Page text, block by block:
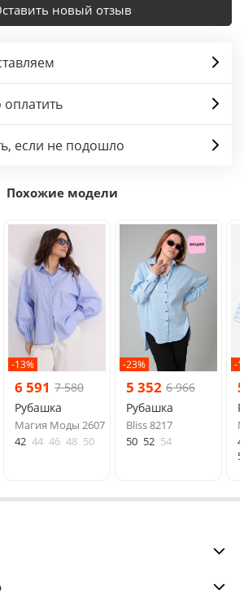
новый отзыв
если не подошло
Похожие модели
-13%
6 591 7 580
Рубашка
Магия Моды 2607
42 44 46 48 50
-23%
5 352 6 966
Рубашка
Bliss 8217
50 52 54
-